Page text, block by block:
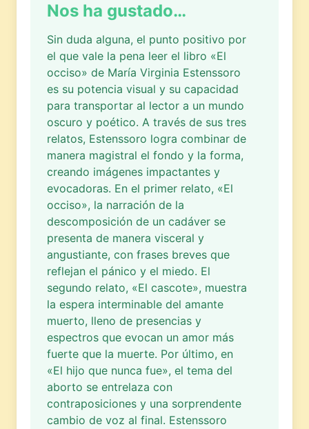
Nos ha gustado…
Sin duda alguna, el punto positivo por
el que vale la pena leer el libro «El
occiso» de María Virginia Estenssoro
es su potencia visual y su capacidad
para transportar al lector a un mundo
oscuro y poético. A través de sus tres
relatos, Estenssoro logra combinar de
manera magistral el fondo y la forma,
creando imágenes impactantes y
evocadoras. En el primer relato, «El
occiso», la narración de la
descomposición de un cadáver se
presenta de manera visceral y
angustiante, con frases breves que
reflejan el pánico y el miedo. El
segundo relato, «El cascote», muestra
la espera interminable del amante
muerto, lleno de presencias y
espectros que evocan un amor más
fuerte que la muerte. Por último, en
«El hijo que nunca fue», el tema del
aborto se entrelaza con
contraposiciones y una sorprendente
cambio de voz al final. Estenssoro